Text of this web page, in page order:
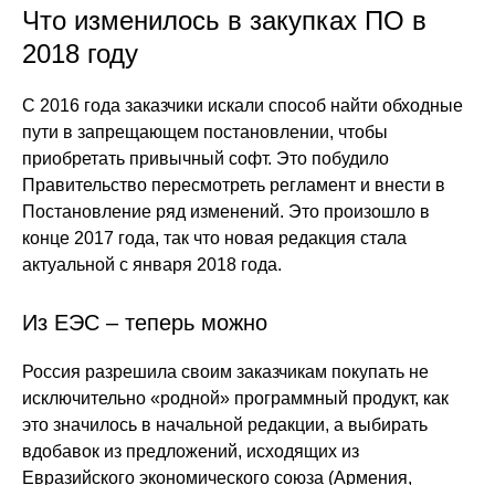
Что изменилось в закупках ПО в
2018 году
С 2016 года заказчики искали способ найти обходные
пути в запрещающем постановлении, чтобы
приобретать привычный софт. Это побудило
Правительство пересмотреть регламент и внести в
Постановление ряд изменений. Это произошло в
конце 2017 года, так что новая редакция стала
актуальной с января 2018 года.
Из ЕЭС – теперь можно
Россия разрешила своим заказчикам покупать не
исключительно «родной» программный продукт, как
это значилось в начальной редакции, а выбирать
вдобавок из предложений, исходящих из
Евразийского экономического союза (Армения,